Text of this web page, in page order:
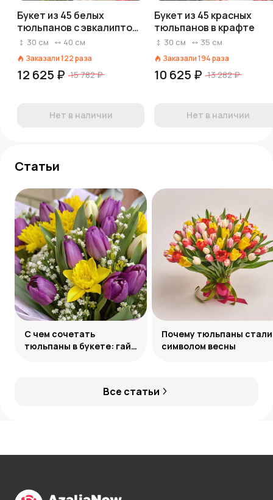
Букет из 45 белых
тюльпанов с эвкалиптом
в прозрачной упаковке
30 см 40 см
Заказали122раза
12 625 ₽ 15 782 ₽
Нет в наличии
Букет из 45 красных
тюльпанов в крафте
30 см 35 см
Заказали194раза
10 625 ₽ 13 282 ₽
Нет в наличии
Статьи
Все статьи
С чем сочетать
тюльпаны в букете: гайд
Почему тюльпаны стали
символом весны